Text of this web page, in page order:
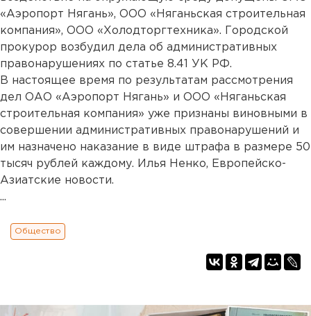
«Аэропорт Нягань», ООО «Няганьская строительная
компания», ООО «Холодторгтехника». Городской
прокурор возбудил дела об административных
правонарушениях по статье 8.41 УК РФ.
В настоящее время по результатам рассмотрения
дел ОАО «Аэропорт Нягань» и ООО «Няганьская
строительная компания» уже признаны виновными в
совершении административных правонарушений и
им назначено наказание в виде штрафа в размере 50
тысяч рублей каждому. Илья Ненко, Европейско-
Азиатские новости.
...
Общество